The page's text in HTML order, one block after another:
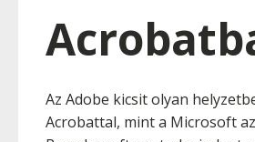
Az Adobe kicsit olyan
Acrobattal, mint a Microsoft